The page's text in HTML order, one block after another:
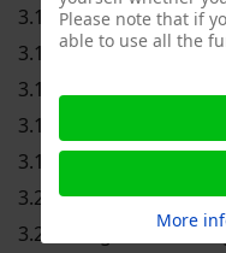
3.1.1 Stammdaten
3.1.2 Beschaffung
3.1.3 Fertigung
3.1.4 Absatz
3.1.5
3.2 DATENMODELL
3.2.1
Please note that if
able to use all the
More